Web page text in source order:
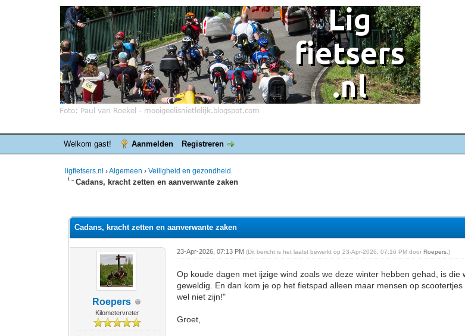
Welkom gast! Aanmelden Registreren
ligfietsers.nl ›Algemeen ›Veiligheid en gezondheid
Cadans, kracht zetten en aanverwante zaken
Cadans, kracht zetten en aanverwante zaken
Roepers
Kilometervreter
23-Apr-2026, 07:13 PM(Dit bericht is het laatst bewerkt op 23-Apr-2026, 07:16 PM doorRoepers .)
Op koude dagen met ijzige wind zoals we deze winter hebben gehad, is
geweldig. En dan kom je op het fietspad alleen maar mensen op
wel niet zijn!"
Groet,